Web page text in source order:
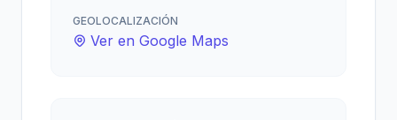
GEOLOCALIZACIÓN
Ver en Google Maps